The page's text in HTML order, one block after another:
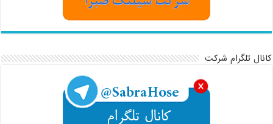
کانال تلگرام شرکت